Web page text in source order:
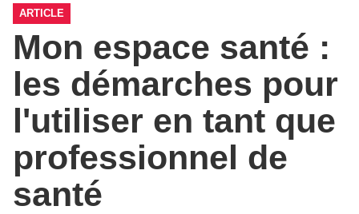
ARTICLE
Mon espace santé :
les démarches pour
l'utiliser en tant que
professionnel de
santé